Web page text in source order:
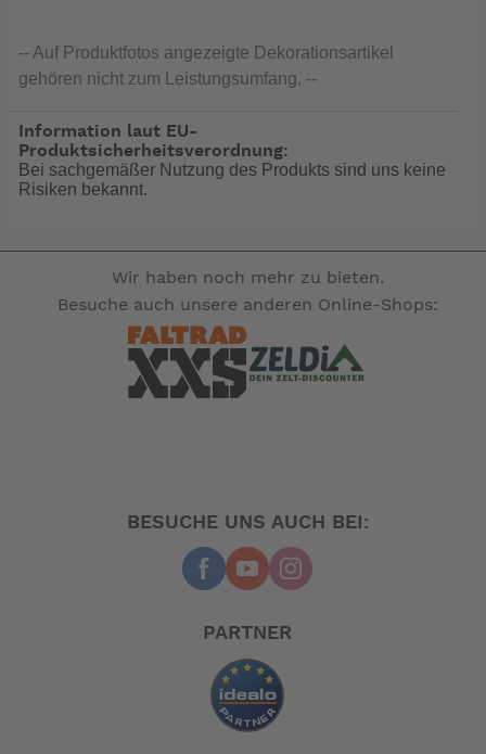
-- Auf Produktfotos angezeigte Dekorationsartikel
gehören nicht zum Leistungsumfang. --
Information laut EU-
Produktsicherheitsverordnung:
Bei sachgemäßer Nutzung des Produkts sind uns keine
Risiken bekannt.
Wir haben noch mehr zu bieten.
Besuche auch unsere anderen Online-Shops:
BESUCHE UNS AUCH BEI:
PARTNER